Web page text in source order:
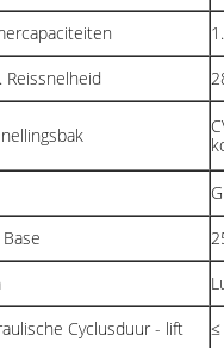
Reissnelheid
Cyclusduur - lift
≤